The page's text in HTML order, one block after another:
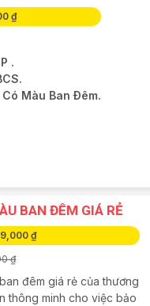
₫
.
Màu Ban Ðêm.
BAN ĐÊM GIÁ RẺ
₫
₫
đêm giá rẻ của thương
thông minh cho việc bảo